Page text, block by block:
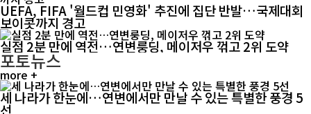
UEFA, FIFA '월드컵 민영화' 추진에 집단 반발…국제대회
보이콧까지 경고
실점 2분 만에 역전…연변룽딩, 메이저우 꺾고 2위 도약
포토뉴스
more +
세 나라가 한눈에…연변에서만 만날 수 있는 특별한 풍경 5
선